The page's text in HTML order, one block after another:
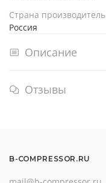
Страна производитель
Россия
Описание
Отзывы
B-COMPRESSOR.RU